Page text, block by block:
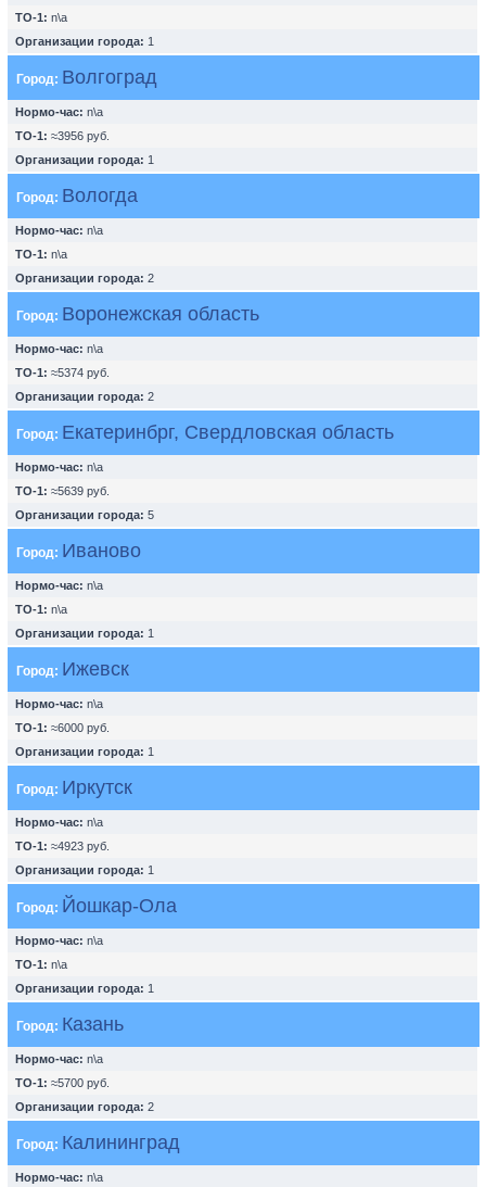
ТО-1: n\a
Организации города: 1
Город: Волгоград
Нормо-час: n\a
ТО-1: ≈3956 руб.
Организации города: 1
Город: Вологда
Нормо-час: n\a
ТО-1: n\a
Организации города: 2
Город: Воронежская область
Нормо-час: n\a
ТО-1: ≈5374 руб.
Организации города: 2
Город: Екатеринбрг, Свердловская область
Нормо-час: n\a
ТО-1: ≈5639 руб.
Организации города: 5
Город: Иваново
Нормо-час: n\a
ТО-1: n\a
Организации города: 1
Город: Ижевск
Нормо-час: n\a
ТО-1: ≈6000 руб.
Организации города: 1
Город: Иркутск
Нормо-час: n\a
ТО-1: ≈4923 руб.
Организации города: 1
Город: Йошкар-Ола
Нормо-час: n\a
ТО-1: n\a
Организации города: 1
Город: Казань
Нормо-час: n\a
ТО-1: ≈5700 руб.
Организации города: 2
Город: Калининград
Нормо-час: n\a